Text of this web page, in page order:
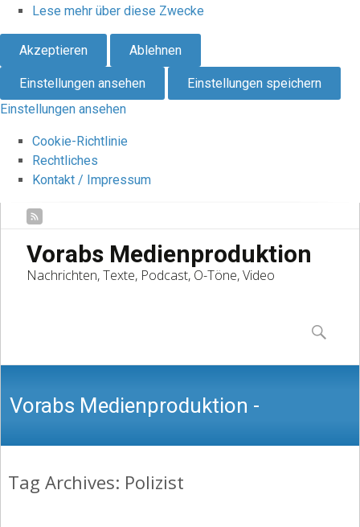
Lese mehr über diese Zwecke
Akzeptieren Ablehnen
Einstellungen ansehen
Einstellungen speichern
Einstellungen ansehen
Cookie-Richtlinie
Rechtliches
Kontakt / Impressum
Vorabs Medienproduktion
Nachrichten, Texte, Podcast, O-Töne, Video
content
Suchen
nach:
Vorabs Medienproduktion -
Nachrichten, Texte, Podcast, O-Töne,
Tag Archives: Polizist